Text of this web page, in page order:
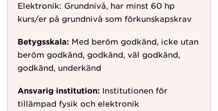
Elektronik: Grundnivå, har minst 60 hp
kurs/er på grundnivå som förkunskapskrav
Betygsskala: Med beröm godkänd, icke utan
beröm godkänd, godkänd, väl godkänd,
godkänd, underkänd
Ansvarig institution: Institutionen för
tillämpad fysik och elektronik